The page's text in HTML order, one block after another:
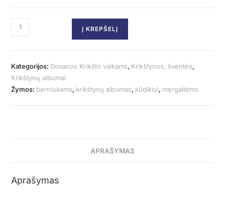
Į KREPŠELĮ
Kategorijos: Dovanos Krikšto vaikams, Krikštynos, šventės,
Krikštynų albumai
Žymos: berniukams, krikštynų albumas, kūdikiui, mergaitėms
APRAŠYMAS
Aprašymas